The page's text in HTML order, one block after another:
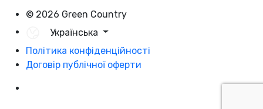
© 2026 Green Country
Українська
Політика конфіденційності
Договір публічної оферти